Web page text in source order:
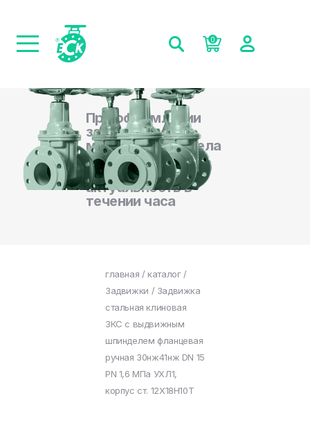
0
При оформлении
заказа на сайте,
менеджеры отдела
продаж
подтверждают
актуальность в
течении часа
главная / каталог/
Задвижки / Задвижка
стальная клиновая
ЗКС с выдвижным
шпинделем фланцевая
ручная 30нж41нж DN 15
PN 1,6 МПа УХЛ1,
корпус ст. 12Х18Н10Т